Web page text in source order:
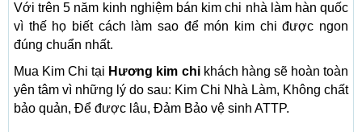
Với trên 5 năm kinh nghiệm bán kim chi nhà làm hàn quốc
vì thế họ biết cách làm sao để món kim chi được ngon
đúng chuẩn nhất.
Mua Kim Chi tại Hương kim chikhách hàng sẽ hoàn toàn
yên tâm vì những lý do sau: Kim Chi Nhà Làm, Không chất
bảo quản, Để được lâu, Đảm Bảo vệ sinh ATTP.